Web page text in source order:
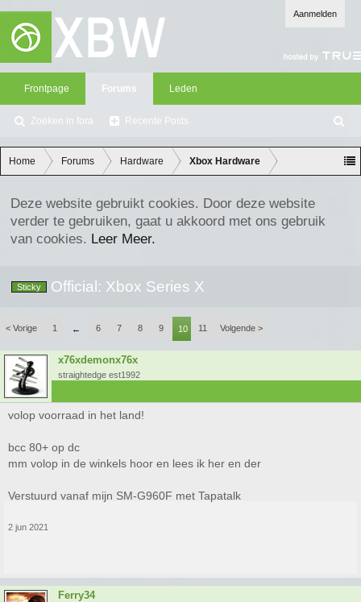
Aanmelden
Frontpage Forums
Zoeken in fora Recente Posts
Leden
oe
ke
n
Home Forums Hardware Xbox Hardware
Deze website gebruikt cookies. Door deze website
verder te gebruiken, gaat u akkoord met ons gebruik
van cookies. Leer Meer.
Sticky Official: Xbox Series X
< Vorige 1 ← 6 7 8 9 10 11 Volgende >
x76xdemonx76x
straightedge est1992
volop voorraad in het land!
bcc 80+ op dc
mm volop in de winkels hoor en lees ik her en der
Verstuurd vanaf mijn SM-G960F met Tapatalk
2 jun 2021
Ferry34